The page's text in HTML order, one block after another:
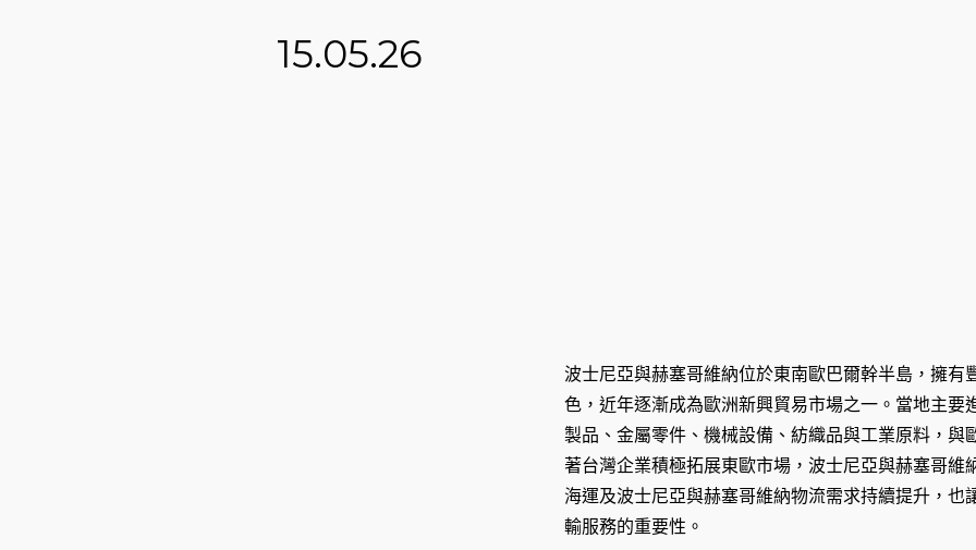
15.05.26
波士尼亞與赫塞哥維納位於東南歐巴爾幹半島，擁有
色，近年逐漸成為歐洲新興貿易市場之一。當地主要
製品、金屬零件、機械設備、紡織品與工業原料，與
著台灣企業積極拓展東歐市場，波士尼亞與赫塞哥維
海運及波士尼亞與赫塞哥維納物流需求持續提升，也
輸服務的重要性。